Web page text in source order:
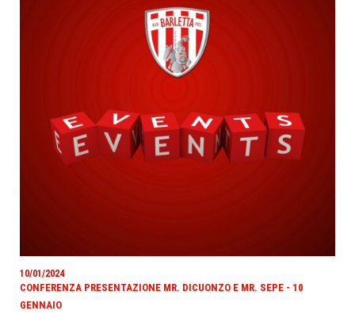
10/01/2024
CONFERENZA PRESENTAZIONE MR. DICUONZO E MR. SEPE - 10
GENNAIO